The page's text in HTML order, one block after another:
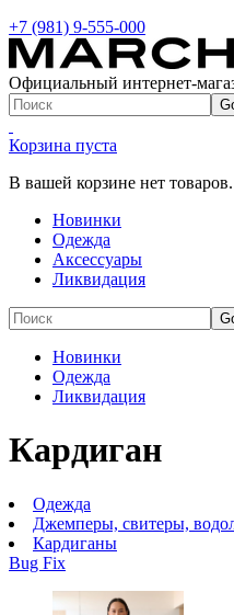
+7 (981) 9-555-000
Официальный интернет-
Корзина пуста
В вашей корзине нет товаров.
Новинки
Одежда
Аксессуары
Ликвидация
Новинки
Одежда
Ликвидация
Кардиган
Одежда
Джемперы, свитеры,
Кардиганы
Bug Fix